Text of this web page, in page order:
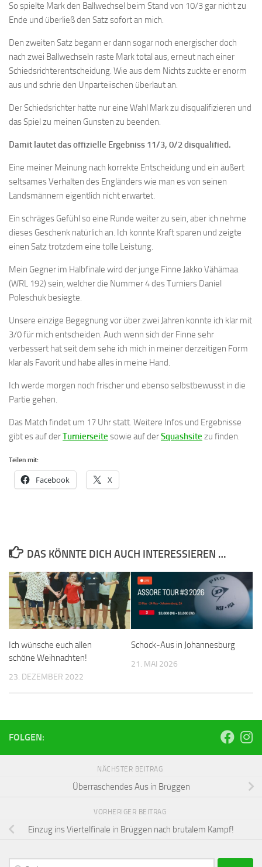
So spielte Mark den Ballwechsel beim Stand von 10/3 gar nicht zu
Ende und überließ den Satz sofort an mich.
Den zweiten Satz begann er dann sogar noch energischer doch
nach zwei Ballwechseln raste Mark total aus, erneut nach einer
Schiedsrichterentscheidung. Wie aus dem Nichts zuckte er enorm
aus und schrie den Unparteiischen überlaut an.
Der Schiedsrichter hatte nur eine Wahl Mark zu disqualifizieren und
das Spiel zu meinen Gunsten zu beenden.
Damit lautet das offizielle Ergebniss 11/3, 0/2 disqualified.
Eine meiner Meinung nach korrekte Entscheidung und ein äußert
seltsames Verhalten des Engländers wie man es von seinen
Landsmännern eigentlich nicht erwartet.
Ein schräges Gefühl so eine Runde weiter zu sein, aber ich nehme
dieses Geschenk natürlich an. Ich konnte Kraft sparen und zeigte
einen Satz trotzdem eine tolle Leistung.
Mein Gegner im Halbfinale wird der junge Finne Jakko Vähämaa
(WRL 192) sein, welcher die Nummer 4 des Turniers Daniel
Poleschuk besiegte.
Unsere einzige Begegnung vor über zwei Jahren konnte ich klar mit
3/0 für mich entscheiden. Auch wenn sich der Finne sehr
verbessert hat seit dem sehe ich mich in meiner derzeitigen Form
klar als Favorit und habe alles in meine Hand.
Ich werde morgen noch frischer und ebenso selbstbewusst in die
Partie gehen.
Das Match findet um 17 Uhr statt. Weitere Infos und Ergebnisse
gibt es auf derTurnierseite sowie auf derSquashsite zu finden.
Teilen mit:
Facebook X
DAS KÖNNTE DICH AUCH INTERESSIEREN …
Ich wünsche euch allen
schöne Weihnachten!
23. DEZEMBER 2022
Schock-Aus in Johannesburg
21. MAI 2026
FOLGEN:
NÄCHSTER BEITRAG
Überraschendes Aus in Brüggen
VORHERIGER BEITRAG
Einzug ins Viertelfinale in Brüggen nach brutalem Kampf!